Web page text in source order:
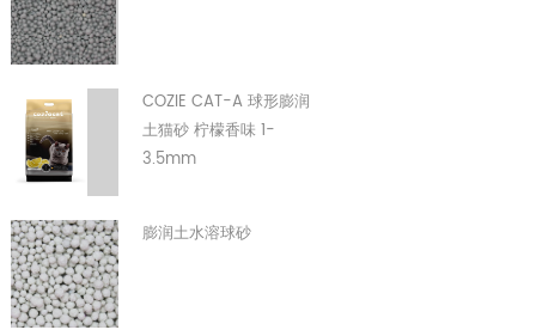
COZIE CAT-A 球形膨润
土猫砂 柠檬香味 1-
3.5mm
膨润土水溶球砂